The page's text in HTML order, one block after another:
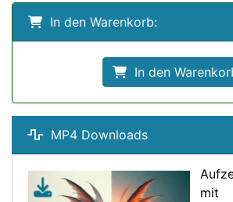
In den Warenkorb:
In den
MP4 Downloads
mit